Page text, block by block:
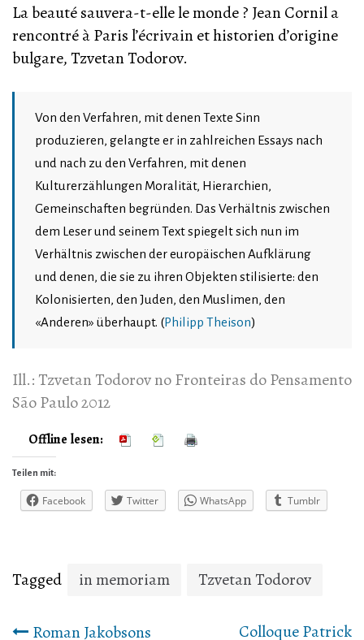
La beauté sauvera-t-elle le monde ? Jean Cornil a
rencontré à Paris l’écrivain et historien d’origine
bulgare, Tzvetan Todorov.
Von den Verfahren, mit denen Texte Sinn
produzieren, gelangte er in zahlreichen Essays nach
und nach zu den Verfahren, mit denen
Kulturerzählungen Moralität, Hierarchien,
Gemeinschaften begründen. Das Verhältnis zwischen
dem Leser und seinem Text spiegelt sich nun im
Verhältnis zwischen der europäischen Aufklärung
und denen, die sie zu ihren Objekten stilisierte: den
Kolonisierten, den Juden, den Muslimen, den
«Anderen» überhaupt. (Philipp Theison)
Ill.: Tzvetan Todorov no Fronteiras do Pensamento
São Paulo 2012
Offline lesen:
Teilen mit:
Facebook Twitter WhatsApp Tumblr
Tagged in memoriam Tzvetan Todorov
Roman Jakobsons Colloque Patrick